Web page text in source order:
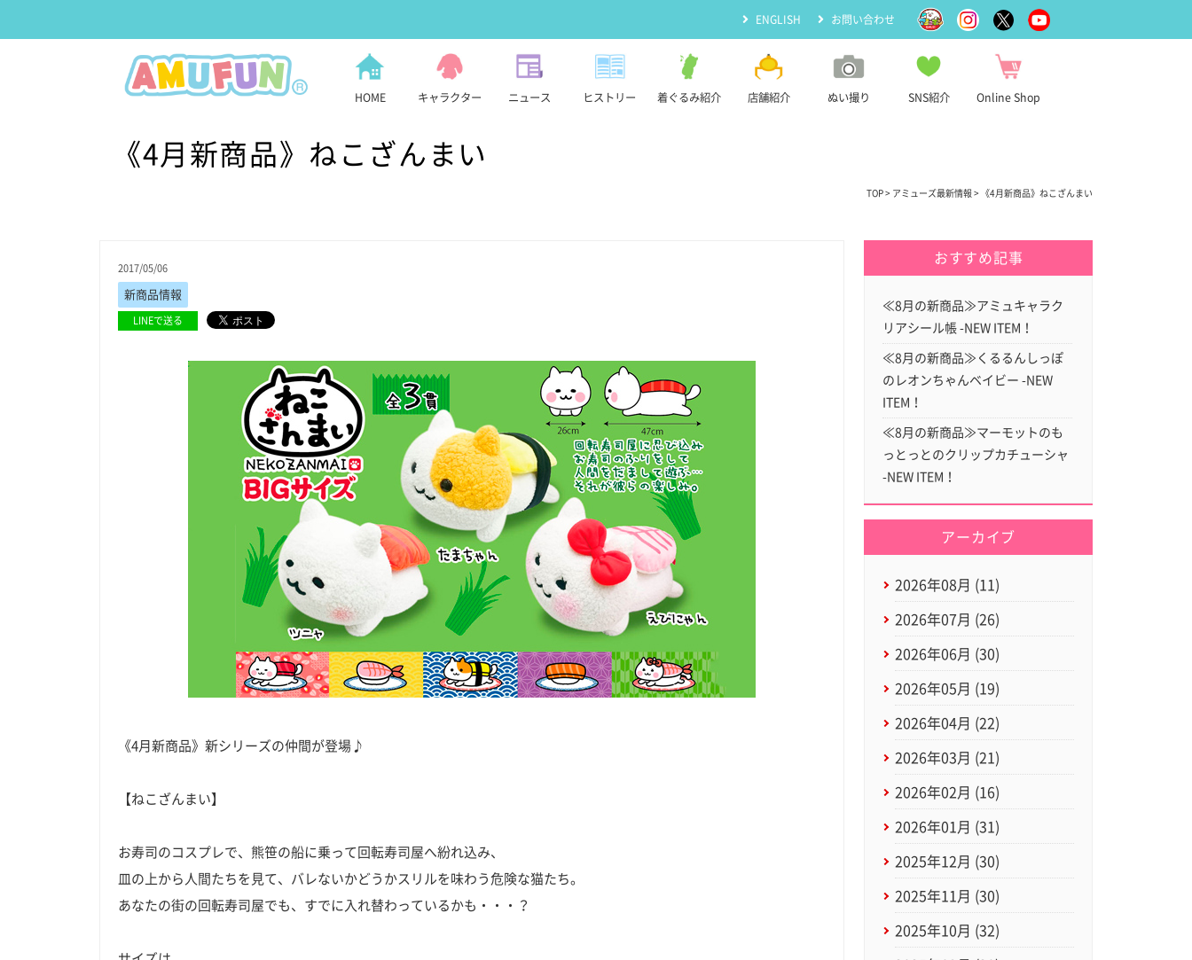
ENGLISH お問い合わせ
HOME キャラクター ニュース ヒストリー 着ぐるみ紹介 店舗紹介 ぬい撮り SNS紹介 Online Shop
《4月新商品》ねこざんまい
TOP > アミューズ最新情報 > 《4月新商品》ねこざんまい
2017/05/06
新商品情報
LINEで送る
《4月新商品》新シリーズの仲間が登場♪
【ねこざんまい】
お寿司のコスプレで、熊笹の船に乗って回転寿司屋へ紛れ込み、
皿の上から人間たちを見て、バレないかどうかスリルを味わう危険な猫たち。
あなたの街の回転寿司屋でも、すでに入れ替わっているかも・・・？
おすすめ記事
≪8月の新商品≫アミュキャラク
リアシール帳 -NEW ITEM！
≪8月の新商品≫くるるんしっぽ
のレオンちゃんベイビー -NEW
ITEM！
≪8月の新商品≫マーモットのも
っとっとのクリップカチューシャ
-NEW ITEM！
アーカイブ
2026年08月 (11)
2026年07月 (26)
2026年06月 (30)
2026年05月 (19)
2026年04月 (22)
2026年03月 (21)
2026年02月 (16)
2026年01月 (31)
2025年12月 (30)
2025年11月 (30)
2025年10月 (32)